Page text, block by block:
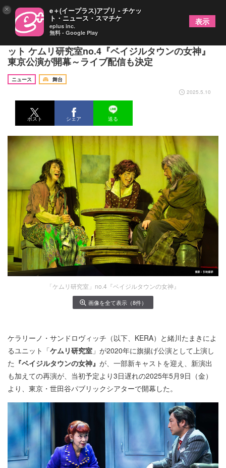
ケラリーノ・サンドロヴィッチ×緒川たまきのユニ
ット ケムリ研究室no.4『ベイジルタウンの女神』
東京公演が開幕～ライブ配信も決定
ニュース
舞台
2025.5.10
ポスト シェア 送る
「ケムリ研究室」no.4『ベイジルタウンの女神』
画像を全て表示（8件）
ケラリーノ・サンドロヴィッチ（以下、KERA）と緒川たまきによ
るユニット「ケムリ研究室 」が2020年に旗揚げ公演として上演し
た 『ベイジルタウンの女神』 が、一部新キャストを迎え、新演出
も加えての再演が、当初予定より3日遅れの2025年5月9日（金）
より、東京・世田谷パブリックシアターで開幕した。
× e＋(イープラス)アプリ - チケッ
ト・ニュース・スマチケ
eplus inc.
無料 - Google Play
表示